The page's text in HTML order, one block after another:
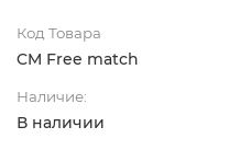
Код Товара
CM Free match
Наличие:
В наличии